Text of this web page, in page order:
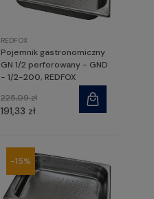
REDFOX
Pojemnik gastronomiczny
GN 1/2 perforowany - GND
- 1/2-200, REDFOX
191,33 zł
225,09 zł
-15%